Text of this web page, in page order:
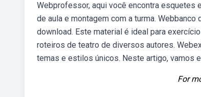
Webprofessor, aqui você encontra esquetes
de aula e montagem com a turma.
download. Este material é ideal para
roteiros de teatro de diversos autores.
temas e estilos únicos. Neste artigo, vamos
For